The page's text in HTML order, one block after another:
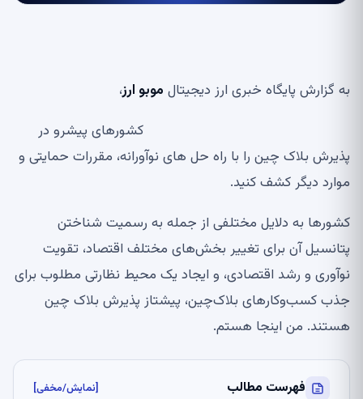
به گزارش پایگاه خبری ارز دیجیتال موبو ارز،
کشورهای پیشرو در
پذیرش بلاک چین را با راه حل های نوآورانه، مقررات حمایتی و
موارد دیگر کشف کنید.
کشورها به دلایل مختلفی از جمله به رسمیت شناختن
پتانسیل آن برای تغییر بخش‌های مختلف اقتصاد، تقویت
نوآوری و رشد اقتصادی، و ایجاد یک محیط نظارتی مطلوب برای
جذب کسب‌وکارهای بلاک‌چین، پیشتاز پذیرش بلاک چین
هستند. من اینجا هستم.
فهرست مطالب [نمایش/مخفی]